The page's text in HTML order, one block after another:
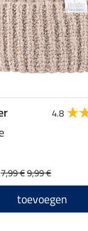
4.8
7,99 €9,99 €
toevoegen